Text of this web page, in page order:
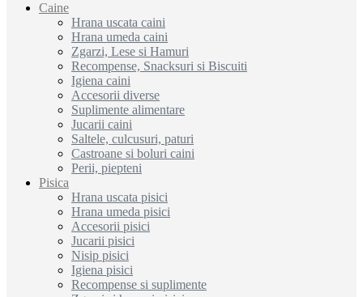
Caine
Hrana uscata caini
Hrana umeda caini
Zgarzi, Lese si Hamuri
Recompense, Snacksuri si Biscuiti
Igiena caini
Accesorii diverse
Suplimente alimentare
Jucarii caini
Saltele, culcusuri, paturi
Castroane si boluri caini
Perii, piepteni
Pisica
Hrana uscata pisici
Hrana umeda pisici
Accesorii pisici
Jucarii pisici
Nisip pisici
Igiena pisici
Recompense si suplimente